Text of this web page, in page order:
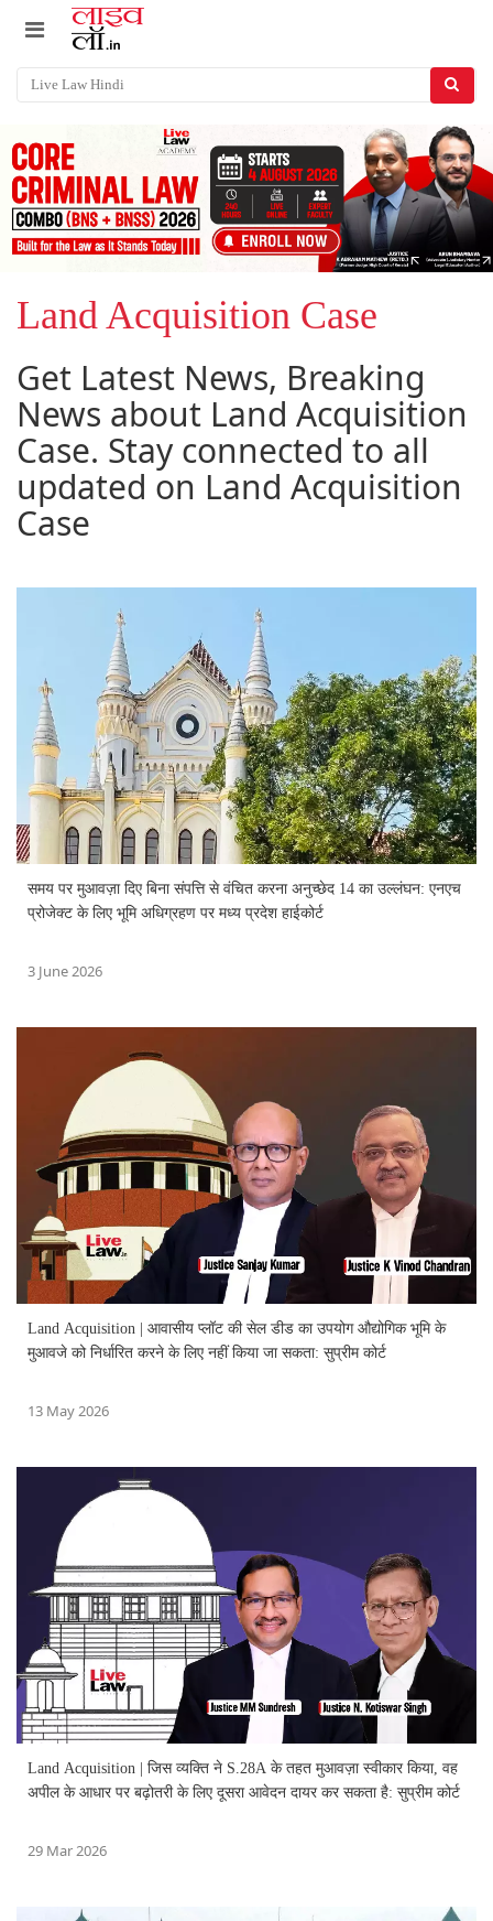
Land Acquisition Case
Get Latest News, Breaking
News about Land Acquisition
Case. Stay connected to all
updated on Land Acquisition
Case
समय पर मुआवज़ा दिए बिना संपत्ति से वंचित करना अनुच्छेद 14 का उल्लंघन: एनएच
प्रोजेक्ट के लिए भूमि अधिग्रहण पर मध्य प्रदेश हाईकोर्ट
3 June 2026
Land Acquisition | आवासीय प्लॉट की सेल डीड का उपयोग औद्योगिक भूमि के
मुआवजे को निर्धारित करने के लिए नहीं किया जा सकता: सुप्रीम कोर्ट
13 May 2026
Land Acquisition | जिस व्यक्ति ने S.28A के तहत मुआवज़ा स्वीकार किया, वह
अपील के आधार पर बढ़ोतरी के लिए दूसरा आवेदन दायर कर सकता है: सुप्रीम कोर्ट
29 Mar 2026